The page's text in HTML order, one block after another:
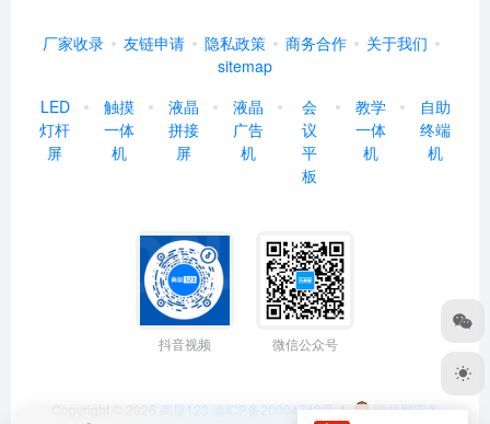
厂家收录 友链申请 隐私政策 商务合作
关于我们
sitemap
LED
灯杆
屏
触摸
一体
机
液晶
拼接
屏
液晶
广告
机
会
议
平
板
教学
一体
机
自助
终端
机
抖音视频 微信公众号
Copyright © 2026 商显123 渝ICP备20004742号-1
渝公网安备